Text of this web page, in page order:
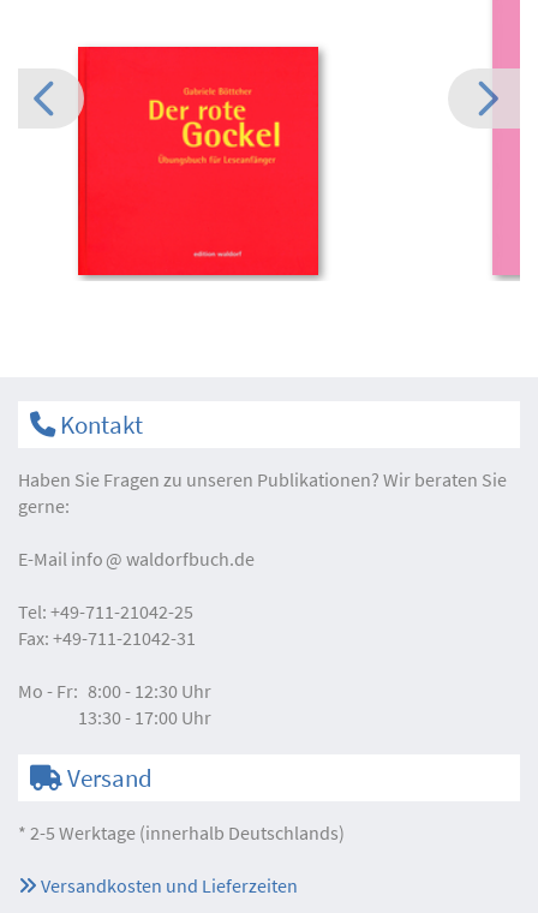
Kontakt
Haben Sie Fragen zu unseren Publikationen? Wir beraten Sie
gerne:
E-Mail info waldorfbuch.de
Tel: +49-711-21042-25
Fax: +49-711-21042-31
Mo - Fr: 8:00 - 12:30 Uhr
13:30 - 17:00 Uhr
Versand
* 2-5 Werktage (innerhalb Deutschlands)
Versandkosten und Lieferzeiten